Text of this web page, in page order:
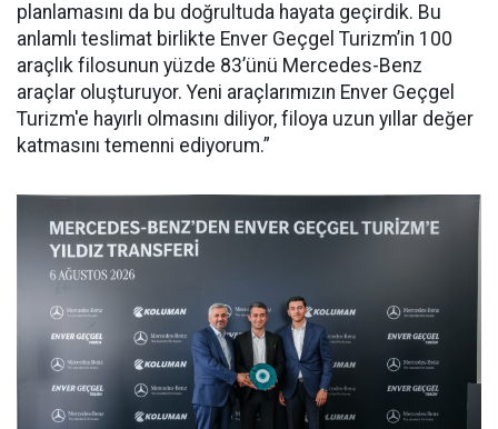
planlamasını da bu doğrultuda hayata geçirdik. Bu
anlamlı teslimat birlikte Enver Geçgel Turizm’in 100
araçlık filosunun yüzde 83’ünü Mercedes-Benz
araçlar oluşturuyor. Yeni araçlarımızın Enver Geçgel
Turizm'e hayırlı olmasını diliyor, filoya uzun yıllar değer
katmasını temenni ediyorum.”